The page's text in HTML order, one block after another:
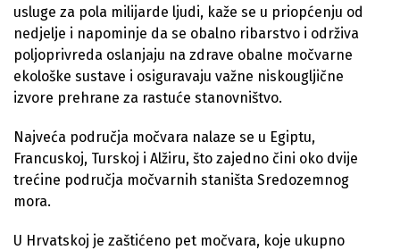
usluge za pola milijarde ljudi, kaže se u priopćenju od
nedjelje i napominje da se obalno ribarstvo i održiva
poljoprivreda oslanjaju na zdrave obalne močvarne
ekološke sustave i osiguravaju važne niskougljične
izvore prehrane za rastuće stanovništvo.
Najveća područja močvara nalaze se u Egiptu,
Francuskoj, Turskoj i Alžiru, što zajedno čini oko dvije
trećine područja močvarnih staništa Sredozemnog
mora.
U Hrvatskoj je zaštićeno pet močvara, koje ukupno